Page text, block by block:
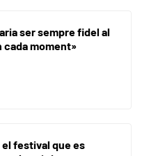
ser sempre fidel al
cada moment»
festival que es